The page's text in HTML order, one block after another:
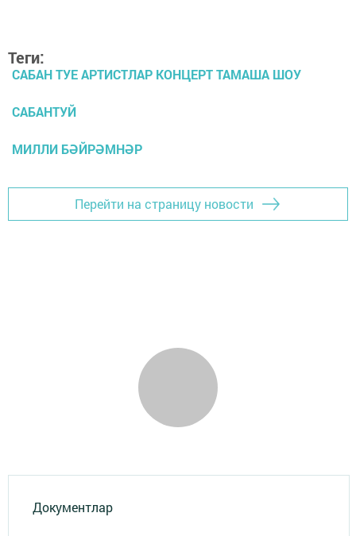
Теги:
САБАН ТУЕ АРТИСТЛАР КОНЦЕРТ ТАМАША ШОУ
САБАНТУЙ
МИЛЛИ БӘЙРӘМНӘР
Перейти на страницу новости
Документлар